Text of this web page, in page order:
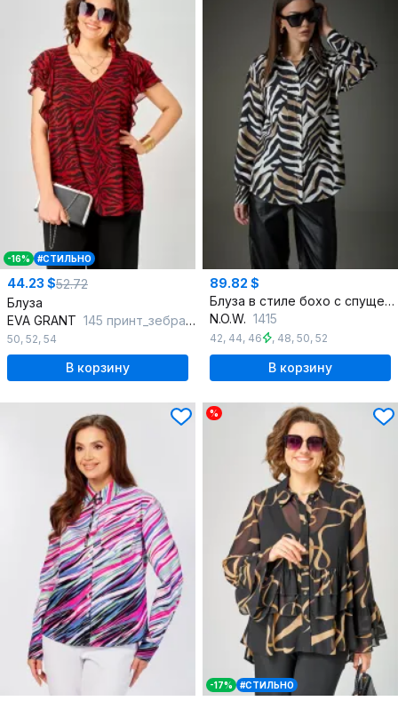
-16% #СТИЛЬНО
44.23 $52.72
Блуза
EVA GRANT 145 принт_зебра_красный
50, 52, 54
В корзину
89.82 $
Блуза в стиле бохо с спущенным плечом
N.O.W. 1415
42, 44, 46 , 48, 50, 52
В корзину
%
-17% #СТИЛЬНО